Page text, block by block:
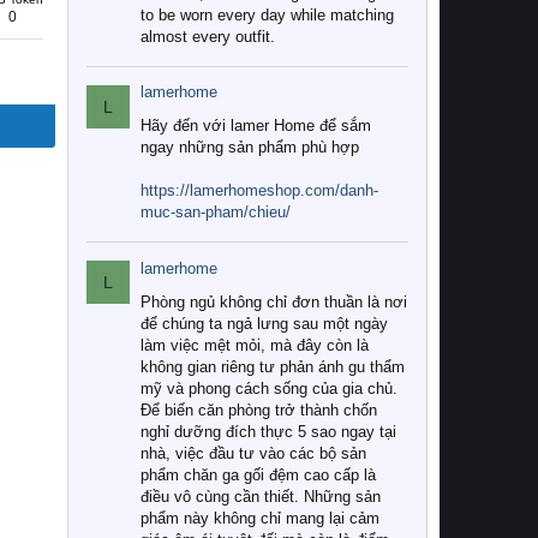
0
to be worn every day while matching
almost every outfit.
L
lamerhome
Hãy đến với lamer Home để sắm
ngay những sản phẩm phù hợp
https://lamerhomeshop.com/danh-
muc-san-pham/chieu/
L
lamerhome
Phòng ngủ không chỉ đơn thuần là nơi
để chúng ta ngả lưng sau một ngày
làm việc mệt mỏi, mà đây còn là
không gian riêng tư phản ánh gu thẩm
mỹ và phong cách sống của gia chủ.
Để biến căn phòng trở thành chốn
nghỉ dưỡng đích thực 5 sao ngay tại
nhà, việc đầu tư vào các bộ sản
phẩm chăn ga gối đệm cao cấp là
điều vô cùng cần thiết. Những sản
phẩm này không chỉ mang lại cảm